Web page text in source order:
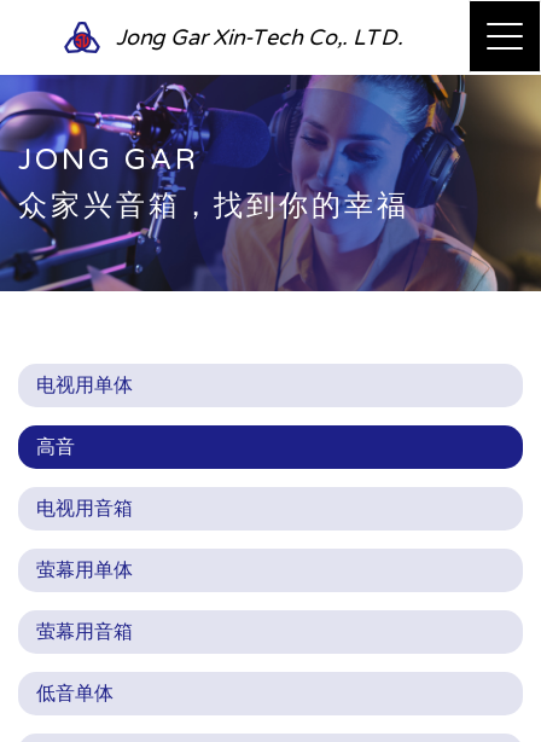
Jong Gar Xin-Tech Co,. LTD.
JONG GAR
众家兴音箱，找到你的幸福
电视用单体
高音
电视用音箱
萤幕用单体
萤幕用音箱
低音单体